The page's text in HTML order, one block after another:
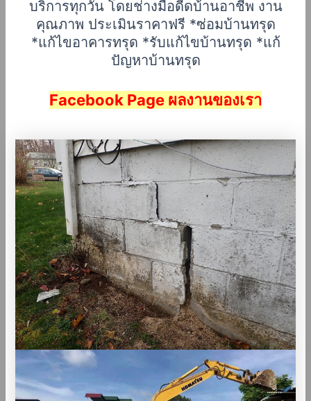
บริการทุกวัน โดยช่างมือดีดบ้านอาชีพ งาน
คุณภาพ ประเมินราคาฟรี *ซ่อมบ้านทรุด
*แก้ไขอาคารทรุด *รับแก้ไขบ้านทรุด *แก้
ปัญหาบ้านทรุด
Facebook Page ผลงานของเรา